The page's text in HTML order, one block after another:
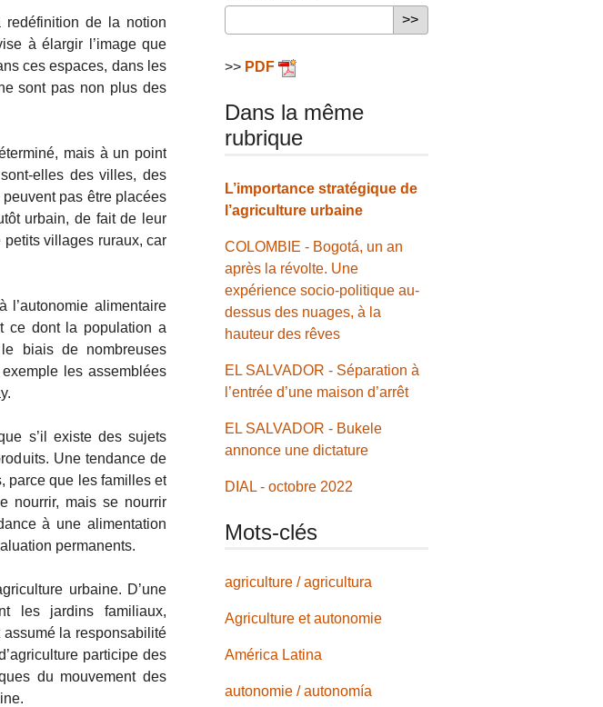
redéfinition de la notion
à élargir l’image que
ces espaces, dans les
sont pas non plus des
mais à un point
elles des villes, des
pas être placées
urbain, de fait de leur
petits villages ruraux, car
l’autonomie alimentaire
ce dont la population a
biais de nombreuses
les assemblées
s’il existe des sujets
Une tendance de
parce que les familles et
nourrir, mais se nourrir
à une alimentation
permanents.
urbaine. D’une
les jardins familiaux,
la responsabilité
participe des
du mouvement des
>> PDF
Dans la même
rubrique
L’importance stratégique de
l’agriculture urbaine
COLOMBIE - Bogotá, un an
après la révolte. Une
expérience socio-politique au-
dessus des nuages, à la
hauteur des rêves
EL SALVADOR - Séparation à
l’entrée d’une maison d’arrêt
EL SALVADOR - Bukele
annonce une dictature
DIAL - octobre 2022
Mots-clés
agriculture / agricultura
Agriculture et autonomie
América Latina
autonomie / autonomía